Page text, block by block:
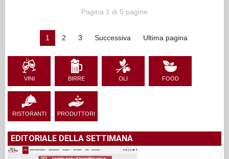
Pagina 1 di 5 pagine
1 2 3 Successiva Ultima pagina
VINI BIRRE OLI FOOD
RISTORANTI PRODUTTORI
EDITORIALE DELLA SETTIMANA